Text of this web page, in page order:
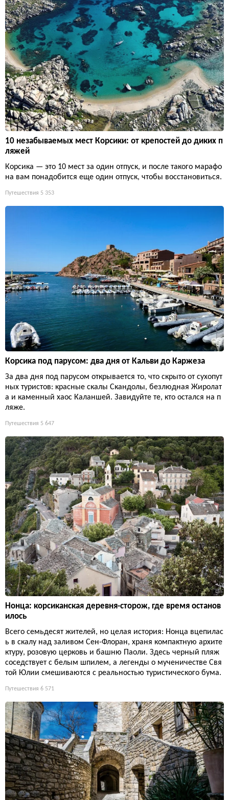
10 незабываемых мест Корсики: от крепостей до диких п
ляжей
Корсика — это 10 мест за один отпуск, и после такого марафо
на вам понадобится еще один отпуск, чтобы восстановиться.
Путешествия 5 353
Корсика под парусом: два дня от Кальви до Каржеза
За два дня под парусом открывается то, что скрыто от сухопут
ных туристов: красные скалы Скандолы, безлюдная Жиролат
а и каменный хаос Каланшей. Завидуйте те, кто остался на п
ляже.
Путешествия 5 647
Нонца: корсиканская деревня-сторож, где время останов
илось
Всего семьдесят жителей, но целая история: Нонца вцепилас
ь в скалу над заливом Сен-Флоран, храня компактную архите
ктуру, розовую церковь и башню Паоли. Здесь черный пляж
соседствует с белым шпилем, а легенды о мученичестве Свя
той Юлии смешиваются с реальностью туристического бума.
Путешествия 6 571